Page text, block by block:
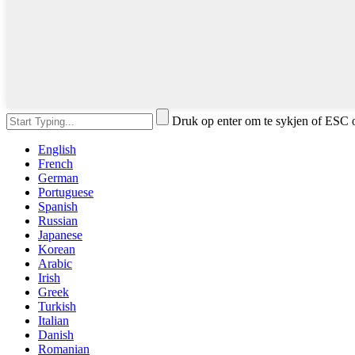
Druk op enter om te sykjen of ESC
English
French
German
Portuguese
Spanish
Russian
Japanese
Korean
Arabic
Irish
Greek
Turkish
Italian
Danish
Romanian